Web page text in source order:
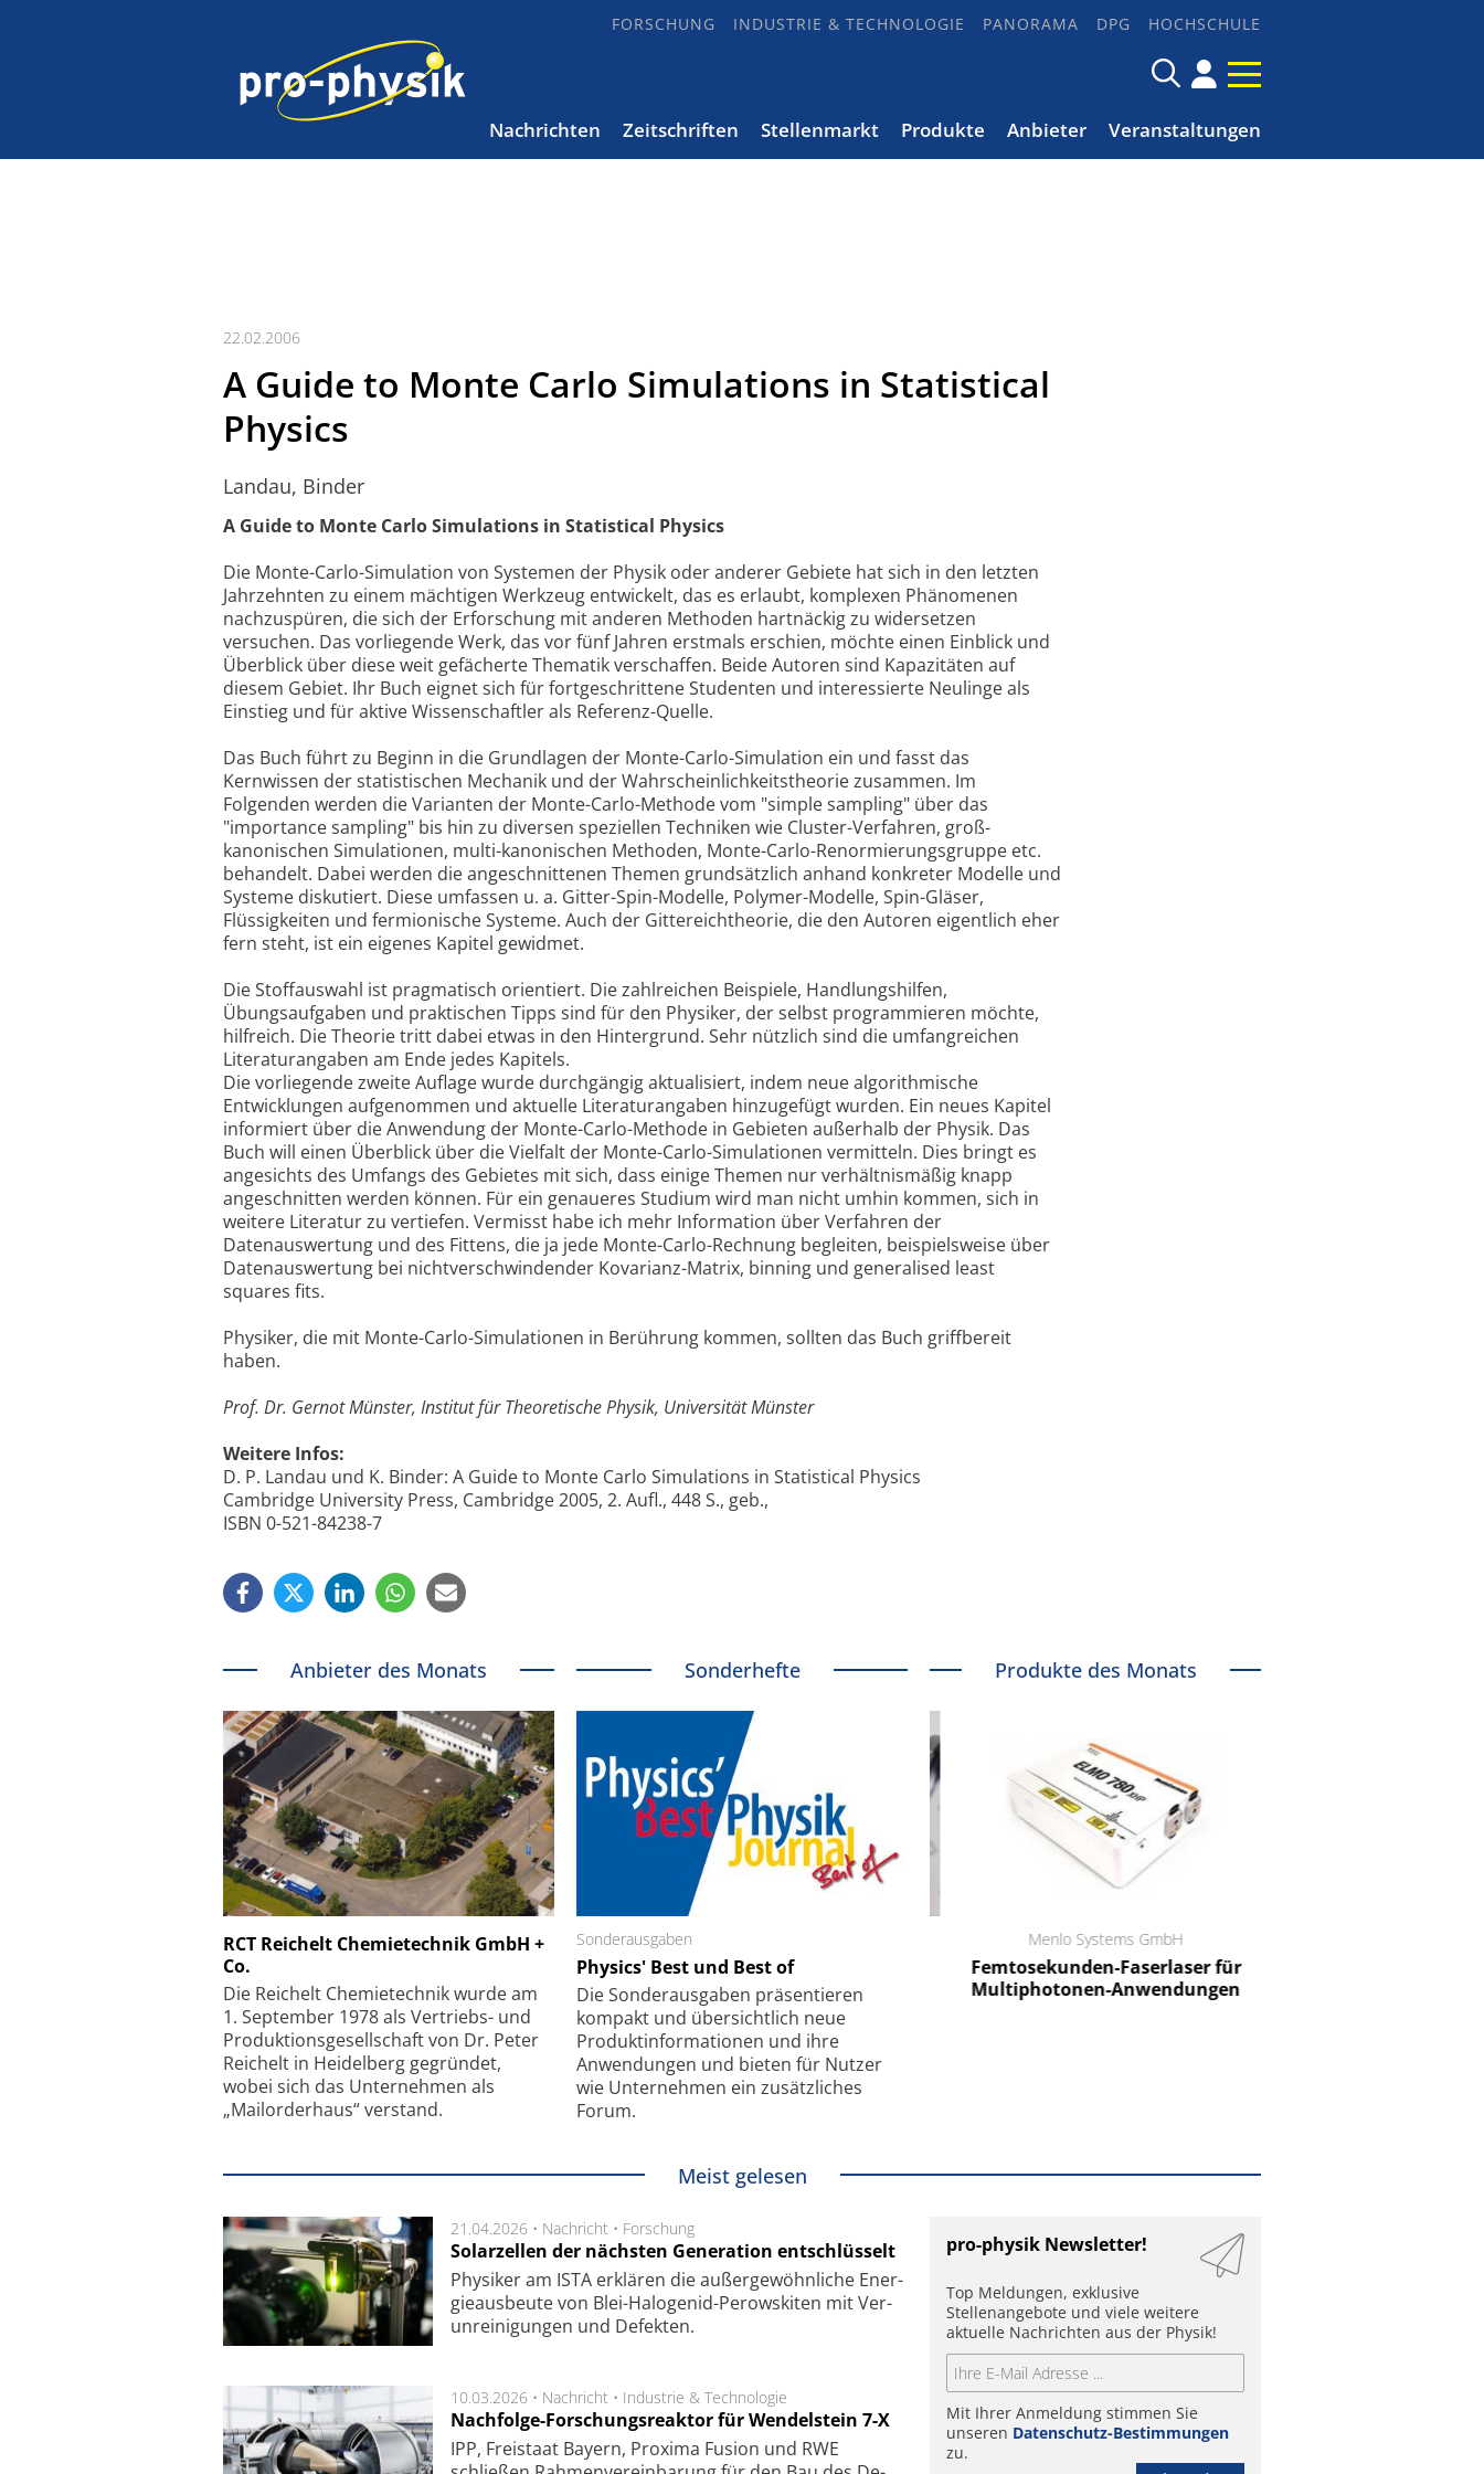
FORSCHUNG INDUSTRIE & TECHNOLOGIE PANORAMA DPG HOCHSCHULE
Nachrichten Zeitschriften Stellenmarkt Produkte Anbieter Veranstaltungen
22.02.2006
A Guide to Monte Carlo Simulations in Statistical
Physics
Landau, Binder
A Guide to Monte Carlo Simulations in Statistical Physics
Die Monte-Carlo-Simulation von Systemen der Physik oder anderer Gebiete hat sich in den letzten
Jahrzehnten zu einem mächtigen Werkzeug entwickelt, das es erlaubt, komplexen Phänomenen
nachzuspüren, die sich der Erforschung mit anderen Methoden hartnäckig zu widersetzen
versuchen. Das vorliegende Werk, das vor fünf Jahren erstmals erschien, möchte einen Einblick und
Überblick über diese weit gefächerte Thematik verschaffen. Beide Autoren sind Kapazitäten auf
diesem Gebiet. Ihr Buch eignet sich für fortgeschrittene Studenten und interessierte Neulinge als
Einstieg und für aktive Wissenschaftler als Referenz-Quelle.
Das Buch führt zu Beginn in die Grundlagen der Monte-Carlo-Simulation ein und fasst das
Kernwissen der statistischen Mechanik und der Wahrscheinlichkeitstheorie zusammen. Im
Folgenden werden die Varianten der Monte-Carlo-Methode vom "simple sampling" über das
"importance sampling" bis hin zu diversen speziellen Techniken wie Cluster-Verfahren, groß-
kanonischen Simulationen, multi-kanonischen Methoden, Monte-Carlo-Renormierungsgruppe etc.
behandelt. Dabei werden die angeschnittenen Themen grundsätzlich anhand konkreter Modelle und
Systeme diskutiert. Diese umfassen u. a. Gitter-Spin-Modelle, Polymer-Modelle, Spin-Gläser,
Flüssigkeiten und fermionische Systeme. Auch der Gittereichtheorie, die den Autoren eigentlich eher
fern steht, ist ein eigenes Kapitel gewidmet.
Die Stoffauswahl ist pragmatisch orientiert. Die zahlreichen Beispiele, Handlungshilfen,
Übungsaufgaben und praktischen Tipps sind für den Physiker, der selbst programmieren möchte,
hilfreich. Die Theorie tritt dabei etwas in den Hintergrund. Sehr nützlich sind die umfangreichen
Literaturangaben am Ende jedes Kapitels.
Die vorliegende zweite Auflage wurde durchgängig aktualisiert, indem neue algorithmische
Entwicklungen aufgenommen und aktuelle Literaturangaben hinzugefügt wurden. Ein neues Kapitel
informiert über die Anwendung der Monte-Carlo-Methode in Gebieten außerhalb der Physik. Das
Buch will einen Überblick über die Vielfalt der Monte-Carlo-Simulationen vermitteln. Dies bringt es
angesichts des Umfangs des Gebietes mit sich, dass einige Themen nur verhältnismäßig knapp
angeschnitten werden können. Für ein genaueres Studium wird man nicht umhin kommen, sich in
weitere Literatur zu vertiefen. Vermisst habe ich mehr Information über Verfahren der
Datenauswertung und des Fittens, die ja jede Monte-Carlo-Rechnung begleiten, beispielsweise über
Datenauswertung bei nichtverschwindender Kovarianz-Matrix, binning und generalised least
squares fits.
Physiker, die mit Monte-Carlo-Simulationen in Berührung kommen, sollten das Buch griffbereit
haben.
Prof. Dr. Gernot Münster, Institut für Theoretische Physik, Universität Münster
Weitere Infos:
D. P. Landau und K. Binder: A Guide to Monte Carlo Simulations in Statistical Physics
Cambridge University Press, Cambridge 2005, 2. Aufl., 448 S., geb.,
ISBN 0-521-84238-7
Anbieter des Monats
RCT Reichelt Chemietechnik GmbH +
Co.
Die Reichelt Chemietechnik wurde am
1. September 1978 als Vertriebs- und
Produktionsgesellschaft von Dr. Peter
Reichelt in Heidelberg gegründet,
wobei sich das Unternehmen als
„Mailorderhaus“ verstand.
Sonderhefte
Sonderausgaben
Physics' Best und Best of
Die Sonder­ausgaben präsentieren
kompakt und übersichtlich neue
Produkt­informationen und ihre
Anwendungen und bieten für Nutzer
wie Unternehmen ein zusätzliches
Forum.
Produkte des Monats
Schäfter + Kirchhoff GmbH
Feinfokussierungsmechanismus
Elektronenmikroskopie auf
kleinstem Raum
Menlo Systems GmbH
Femtosekunden-Faserlaser für
Multiphotonen-Anwendungen
Meist gelesen
21.04.2026 • Nachricht • Forschung
Solarzellen der nächsten Generation entschlüsselt
Physiker am ISTA er­klä­ren die außer­ge­wöhn­li­che Ener­
gie­aus­beu­te von Blei-Halo­ge­nid-Perows­ki­ten mit Ver­
unrei­ni­gung­en und De­fek­ten.
10.03.2026 • Nachricht • Industrie & Technologie
Nachfolge-Forschungsreaktor für Wendelstein 7-X
IPP, Frei­staat Bay­ern, Pro­xi­ma Fu­sion und RWE
pro-physik Newsletter!
Top Meldungen, exklusive
Stellenangebote und viele weitere
aktuelle Nachrichten aus der Physik!
Mit Ihrer Anmeldung stimmen Sie
unseren Datenschutz-Bestimmungen
zu.